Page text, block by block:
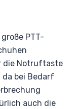
PTT-
die Notruftaste
bei Bedarf
auch die